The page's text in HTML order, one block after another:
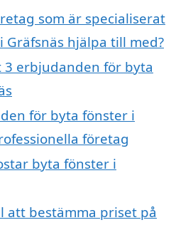
som är specialiserat
Gräfsnäs hjälpa till med?
3 erbjudanden för byta
för byta fönster i
företag
byta fönster i
att bestämma priset på